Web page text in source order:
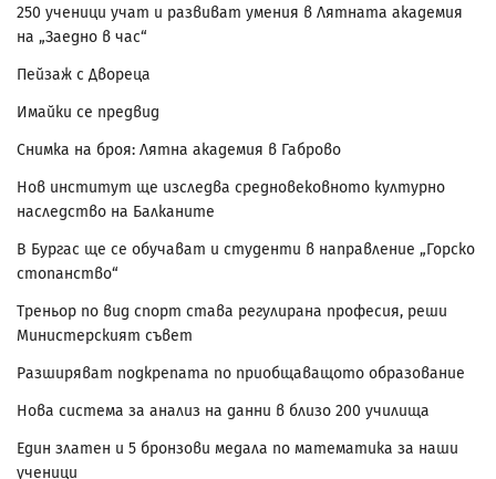
250 ученици учат и развиват умения в Лятната академия
на „Заедно в час“
Пейзаж с Двореца
Имайки се предвид
Снимка на броя: Лятна академия в Габрово
Нов институт ще изследва средновековното културно
наследство на Балканите
В Бургас ще се обучават и студенти в направление „Горско
стопанство“
Треньор по вид спорт става регулирана професия, реши
Министерският съвет
Разширяват подкрепата по приобщаващото образование
Нова система за анализ на данни в близо 200 училища
Един златен и 5 бронзови медала по математика за наши
ученици